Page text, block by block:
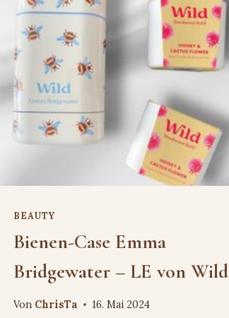
BEAUTY
Bienen-Case Emma
Bridgewater – LE von Wild
Von ChrisTa 16. Mai 2024